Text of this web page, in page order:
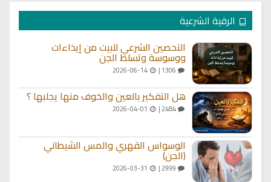
الرقية الشرعية
التحصين الشرعي للبيت من إيذاءات
ووسوسة وتسلط الجن
2026-06-14
هل التفكير بالعين والخوف منها يجلبها ؟
2484 |
الوسواس القهري والمس الشيطاني
(الجن)